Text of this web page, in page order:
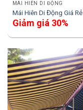
MÁI HIÊN DI ĐỘNG
Mái Hiên Di Động Giá Rẻ
Giảm giá 30%